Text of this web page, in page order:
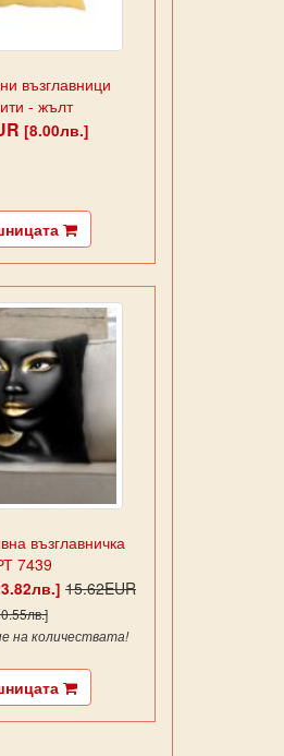
възглавници
- жълт
[8.00лв.]
възглавничка
7439
15.62EUR
на количествата!